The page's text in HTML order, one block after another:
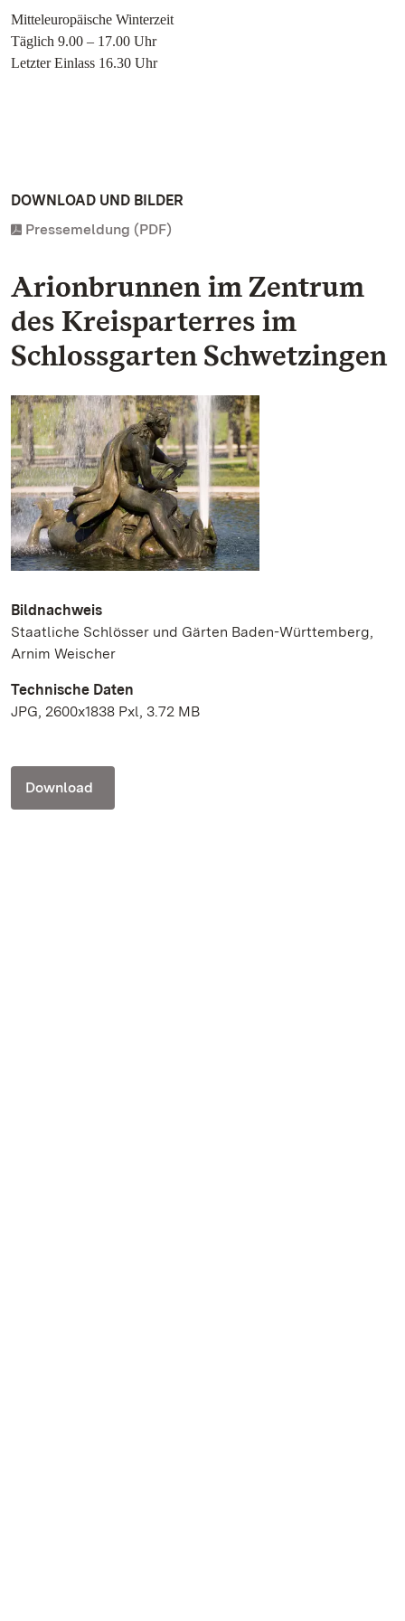
Mitteleuropäische Winterzeit
Täglich 9.00 – 17.00 Uhr
Letzter Einlass 16.30 Uhr
DOWNLOAD UND BILDER
Pressemeldung (PDF)
Arionbrunnen im Zentrum
des Kreisparterres im
Schlossgarten Schwetzingen
Bildnachweis
Staatliche Schlösser und Gärten Baden-Württemberg,
Arnim Weischer
Technische Daten
JPG, 2600x1838 Pxl, 3.72 MB
Download